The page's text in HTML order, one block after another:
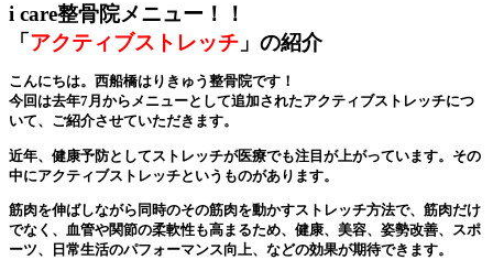
i care整骨院メニュー！！
「 アクティブストレッチ 」の紹介
こんにちは。西船橋はりきゅう整骨院です！
今回は去年7月からメニューとして追加されたアクティブストレッチにつ
いて、ご紹介させていただきます。
近年、健康予防としてストレッチが医療でも注目が上がっています。その
中にアクティブストレッチというものがあります。
筋肉を伸ばしながら同時のその筋肉を動かすストレッチ方法で、筋肉だけ
でなく、血管や関節の柔軟性も高まるため、健康、美容、姿勢改善、スポ
ーツ、日常生活のパフォーマンス向上、などの効果が期待できます。